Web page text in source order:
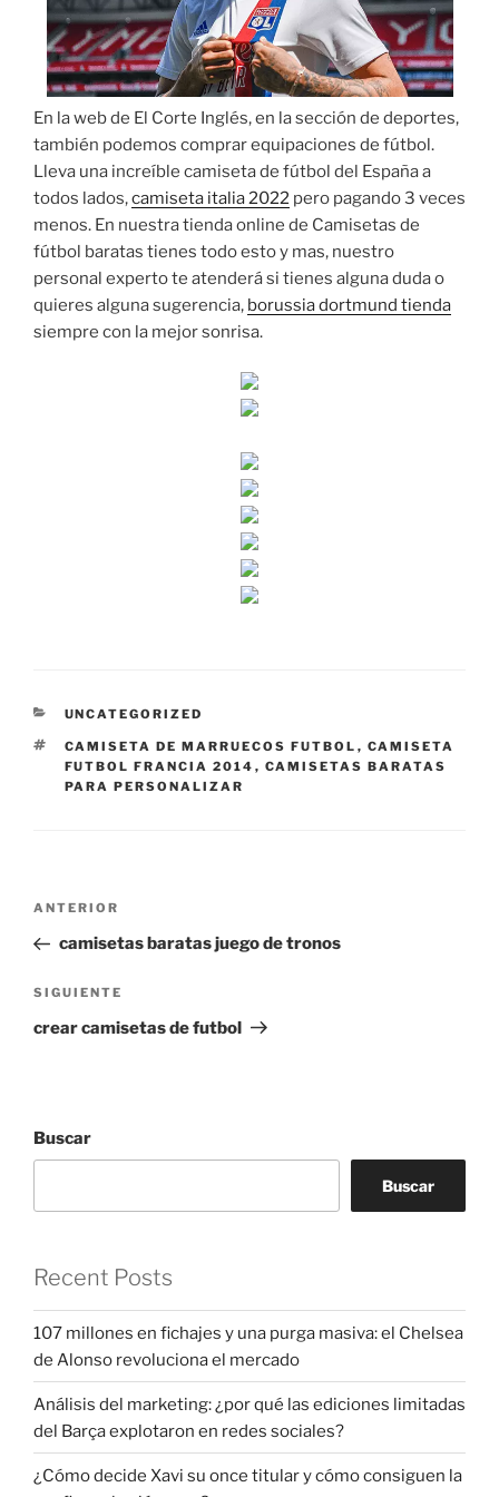
En la web de El Corte Inglés, en la sección de deportes,
también podemos comprar equipaciones de fútbol.
Lleva una increíble camiseta de fútbol del España a
todos lados,camiseta italia 2022 pero pagando 3 veces
menos. En nuestra tienda online de Camisetas de
fútbol baratas tienes todo esto y mas, nuestro
personal experto te atenderá si tienes alguna duda o
quieres alguna sugerencia, borussia dortmund tienda
siempre con la mejor sonrisa.
CATEGORÍAS
UNCATEGORIZED
ETIQUETAS
CAMISETA DE MARRUECOS FUTBOL , CAMISETA
FUTBOL FRANCIA 2014 , CAMISETAS BARATAS
PARA PERSONALIZAR
Navegación
entradas
Entrada
anterior:
ANTERIOR
camisetas baratas juego de tronos
Siguiente
entrada
SIGUIENTE
crear camisetas de futbol
Buscar
Buscar
Recent Posts
107 millones en fichajes y una purga masiva: el Chelsea
de Alonso revoluciona el mercado
Análisis del marketing: ¿por qué las ediciones limitadas
del Barça explotaron en redes sociales?
¿Cómo decide Xavi su once titular y cómo consiguen la